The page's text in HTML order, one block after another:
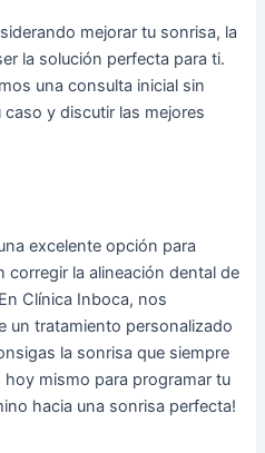
mejorar tu sonrisa, la
la solución perfecta para ti.
una consulta inicial sin
y discutir las mejores
excelente opción para
corregir la alineación dental de
Clínica Inboca, nos
un tratamiento personalizado
la sonrisa que siempre
mismo para programar tu
hacia una sonrisa perfecta!